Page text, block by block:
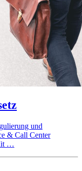
und
& Call Center
…